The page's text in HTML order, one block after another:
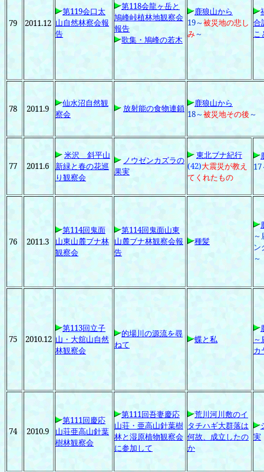
79 2011.12
第119会口太
山自然林察会報
告
第118会龍ヶ岳と
鳩峰峠植林地観察会
報告
歌集・鳩峰の若木
鹿狼山から
19～被災地の悲し
み～
合
こ
78 2011.9
仙水沼自然観
察会
放射能の食物連鎖
鹿狼山から
18～被災地その後～
77 2011.6
米沢 斜平山
新緑と春の花巡
り観察会
ノウゼンカズラの
果実
東北ブナ紀行
(42)大震災が教え
てくれたもの
17
76 2011.3
第114回鬼面
山東山麓ブナ林
観察会
第114回鬼面山東
山麓ブナ林観察会報
告
種髪
～
ン
～
75 2010.12
第113回立子
山・大舘山自然
林観察会
的場川の源流を尋
ねて
蝶と私
～
カ
74 2010.9
第111回慶応
山荘亜高山針葉
樹林観察会
第111回吾妻慶応
山荘・亜高山針葉樹
林と湿原植物観察会
に参加して
荒川河川敷のイ
タチハギ大群落は
何故、成立したの
か
実